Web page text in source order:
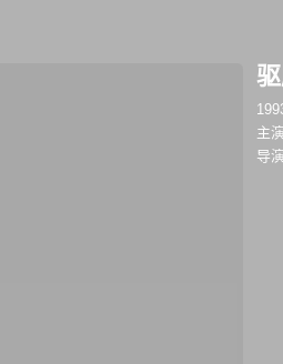
主演
导演